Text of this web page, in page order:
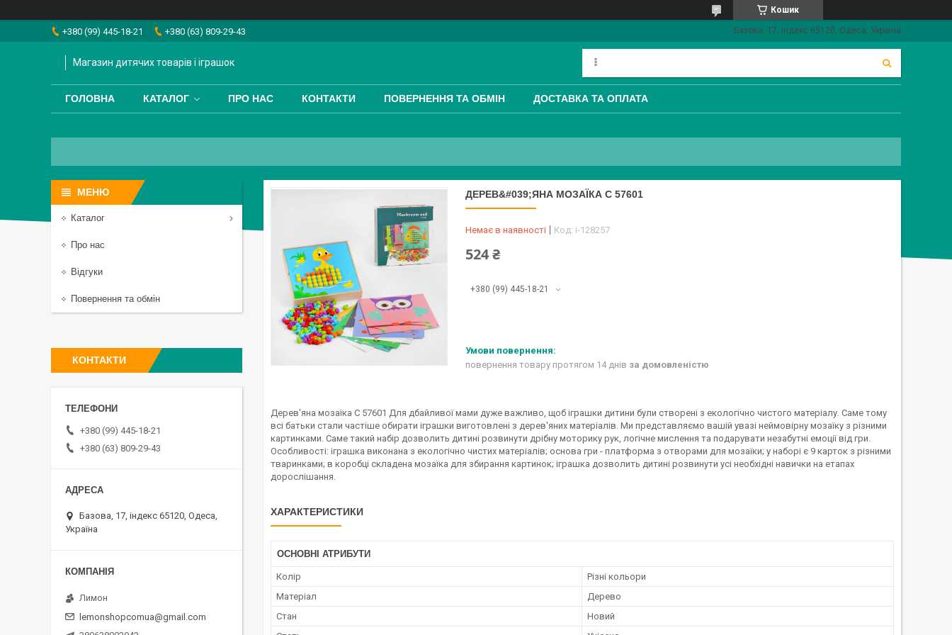
Кошик
+380 (99) 445-18-21 +380 (63) 809-29-43 Базова, 17, індекс 65120, Одеса, Україна
Магазин дитячих товарів і іграшок
ГОЛОВНА КАТАЛОГ ПРО НАС КОНТАКТИ ПОВЕРНЕННЯ ТА ОБМІН ДОСТАВКА ТА ОПЛАТА
ДЕРЕВ&#039;ЯНА МОЗАЇКА C 57601
Немає в наявності Код: i-128257
524 ₴
+380 (99) 445-18-21
повернення товару протягом 14 днів за домовленістю
Дерев'яна мозаїка C 57601 Для дбайливої мами дуже важливо, щоб іграшки дитини були створені з екологічно чистого матеріалу. Саме тому
всі батьки стали частіше обирати іграшки виготовлені з дерев'яних матеріалів. Ми представляємо вашій увазі неймовірну мозаїку з різними
картинками. Саме такий набір дозволить дитині розвинути дрібну моторику рук, логічне мислення та подарувати незабутні емоції від гри.
Особливості: іграшка виконана з екологічно чистих матеріалів; основа гри - платформа з отворами для мозаїки; у наборі є 9 карток з різними
тваринками; в коробці складена мозаїка для збирання картинок; іграшка дозволить дитині розвинути усі необхідні навички на етапах
дорослішання.
ХАРАКТЕРИСТИКИ
ОСНОВНІ АТРИБУТИ
Колір
Різні кольори
Матеріал
Дерево
Стан
Новий
Каталог
Про нас
Відгуки
Повернення та обмін
КОНТАКТИ
+380 (99) 445-18-21
+380 (63) 809-29-43
Базова, 17, індекс 65120, Одеса,
Україна
Лимон
lemonshopcomua@gmail.com